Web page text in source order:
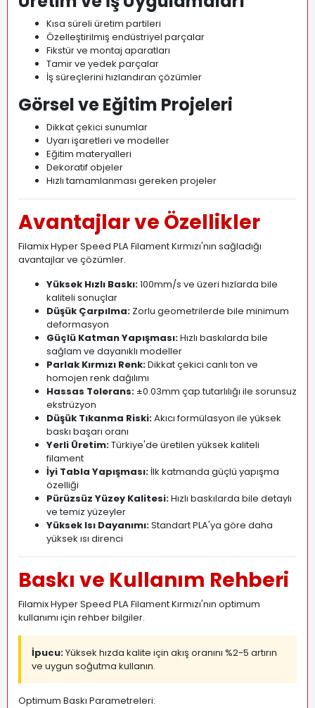
Kısa süreli üretim partileri
Özelleştirilmiş endüstriyel parçalar
Fikstür ve montaj aparatları
Tamir ve yedek parçalar
İş süreçlerini hızlandıran çözümler
Görsel ve Eğitim Projeleri
Dikkat çekici sunumlar
Uyarı işaretleri ve modeller
Eğitim materyalleri
Dekoratif objeler
Hızlı tamamlanması gereken projeler
Avantajlar ve Özellikler
Filamix Hyper Speed PLA Filament Kırmızı'nın sağladığı
avantajlar ve çözümler.
Yüksek Hızlı Baskı:100mm/s ve üzeri hızlarda bile
kaliteli sonuçlar
Düşük Çarpılma: Zorlu geometrilerde bile minimum
deformasyon
Güçlü Katman Yapışması:Hızlı baskılarda bile
sağlam ve dayanıklı modeller
Parlak Kırmızı Renk:Dikkat çekici canlı ton ve
homojen renk dağılımı
Hassas Tolerans: ±0.03mm çap tutarlılığı ile sorunsuz
ekstrüzyon
Düşük Tıkanma Riski:Akıcı formülasyon ile yüksek
baskı başarı oranı
Yerli Üretim:Türkiye'de üretilen yüksek kaliteli
filament
İyi Tabla Yapışması: İlk katmanda güçlü yapışma
özelliği
Pürüzsüz Yüzey Kalitesi:Hızlı baskılarda bile detaylı
ve temiz yüzeyler
Yüksek Isı Dayanımı:Standart PLA'ya göre daha
yüksek ısı direnci
Baskı ve Kullanım Rehberi
Filamix Hyper Speed PLA Filament Kırmızı'nın optimum
kullanımı için rehber bilgiler.
İpucu:Yüksek hızda kalite için akış oranını %2-5 artırın
ve uygun soğutma kullanın.
Optimum Baskı Parametreleri: